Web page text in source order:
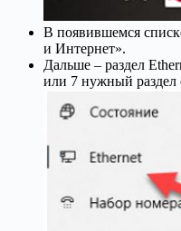
В появившемся
и Интернет».
Дальше – раздел
или 7 нужный раздел